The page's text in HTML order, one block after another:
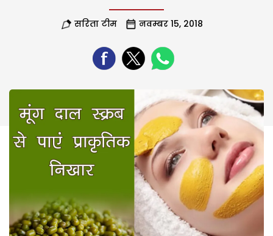
सरिता टीम नवम्बर 15, 2018